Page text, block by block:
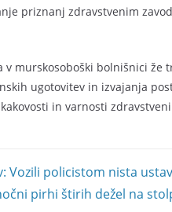
priznanj zdravstvenim
v murskosoboški bolnišnici že
ugotovitev in izvajanja
in varnosti
Vozili policistom nista
pirhi štirih dežel na